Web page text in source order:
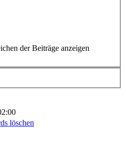
der Beiträge anzeigen
löschen